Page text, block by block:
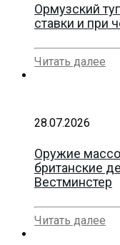
Ормузский
ставки и при
Читать далее
28.07.2026
Оружие
британские
Вестминстер
Читать далее